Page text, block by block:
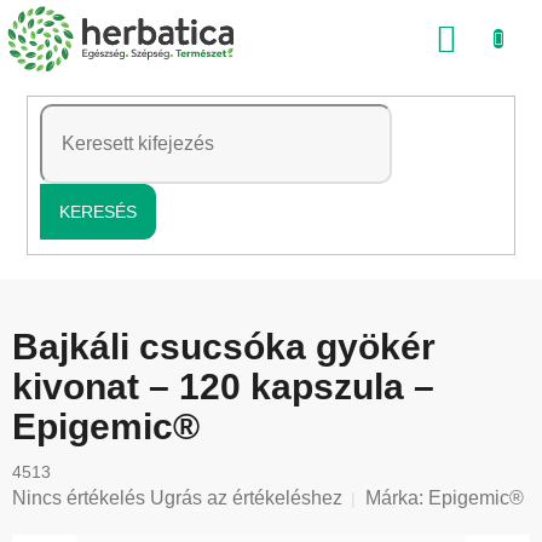
Ugrás
a
tartalomhoz
KERESÉS
Bajkáli csucsóka gyökér
kivonat – 120 kapszula –
Epigemic®
4513
A
Nincs értékelés Ugrás az értékeléshez Márka: Epigemic®